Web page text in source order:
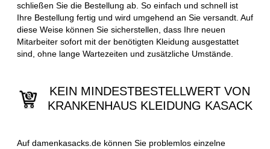
schließen Sie die Bestellung ab. So einfach und schnell ist
Ihre Bestellung fertig und wird umgehend an Sie versandt. Auf
diese Weise können Sie sicherstellen, dass Ihre neuen
Mitarbeiter sofort mit der benötigten Kleidung ausgestattet
sind, ohne lange Wartezeiten und zusätzliche Umstände.
KEIN MINDESTBESTELLWERT VON
KRANKENHAUS KLEIDUNG KASACK
Auf damenkasacks.de können Sie problemlos einzelne